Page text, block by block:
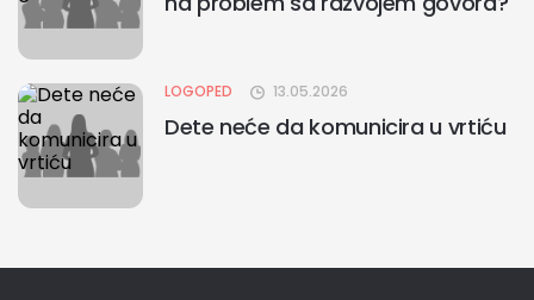
LOGOPED 13.05.2026
Dete neće da komunicira u vrtiću